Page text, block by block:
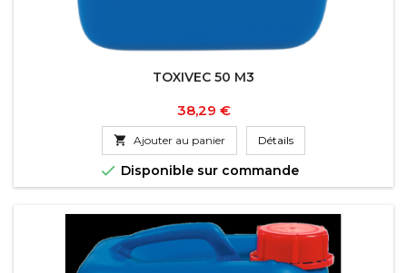
TOXIVEC 50 M3
Prix
38,29 €
 Ajouter au panier Détails
 Disponible sur commande